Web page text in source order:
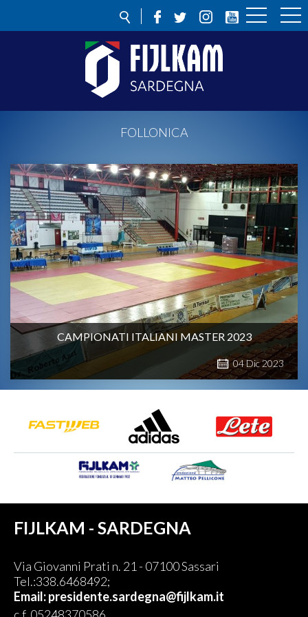
FOLLONICA
CAMPIONATI ITALIANI MASTER 2023
04Dic2023
FIJLKAM - SARDEGNA
Via Giovanni Prati n. 21 - 07100 Sassari
Tel.:338.6468492;
Email:presidente.sardegna@fijlkam.it